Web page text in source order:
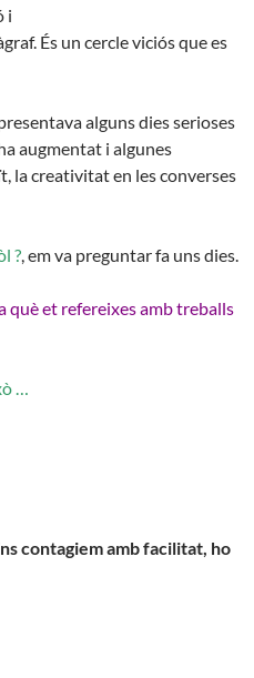
i
És un cercle viciós que es
alguns dies serioses
augmentat i algunes
la creativitat en les converses
?, em va preguntar fa uns dies.
què et refereixes amb treballs
…
contagiem amb facilitat, ho